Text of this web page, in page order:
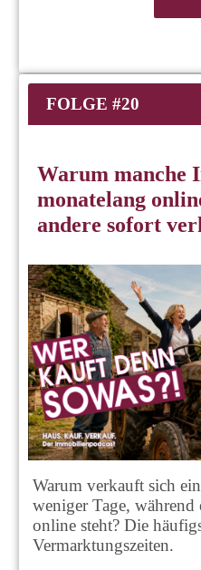
FOLGE #20
Warum manche
monatelang
andere sofort
Warum verkauft sich
weniger Tage, während
online steht? Die
Vermarktungszeiten.